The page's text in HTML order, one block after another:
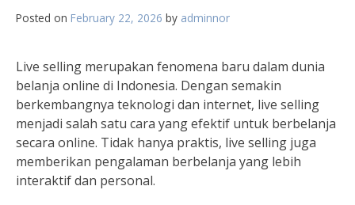
Posted on February 22, 2026 by adminnor
Live selling merupakan fenomena baru dalam dunia
belanja online di Indonesia. Dengan semakin
berkembangnya teknologi dan internet, live selling
menjadi salah satu cara yang efektif untuk berbelanja
secara online. Tidak hanya praktis, live selling juga
memberikan pengalaman berbelanja yang lebih
interaktif dan personal.